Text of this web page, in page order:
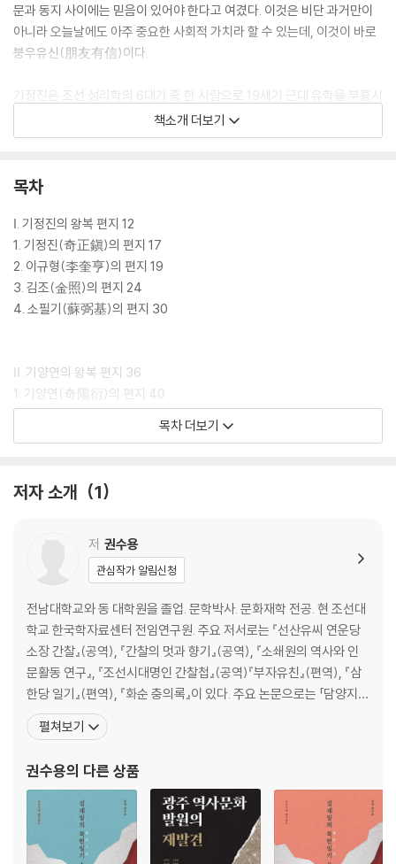
문과 동지 사이에는 믿음이 있어야 한다고 여겼다. 이것은 비단 과거만이
아니라 오늘날에도 아주 중요한 사회적 가치라 할 수 있는데, 이것이 바로
붕우유신(朋友有信)이다.
기정진은 조선 성리학의 6대가 중 한 사람으로 19세기 근대 유학을 부흥시
킨 인물론 평가받는다. 고봉(高峯) 기대승(奇大升：1527~1572)을 배
출한 호남의 명문 집안에서 태어나 학문적으로 독특한 유리론(唯理論)을
는 학문적으로 높은 경지에 오른 사람뿐만 아니라 의병활동을 전개한 사람
라도 등지에 많이 살고 있고, 섬 지역에까지 속속히 전파되어 거대 학파를
형성하였는데, 이것이 바로 ‘노사학단’이다.
『옛 편지로 다시 생각하는 붕우유신』(심미안 刊)은 이른바 ‘노사학단’ 인
물들 간에 오고간 편지를 통해 선인들의 정신세계를 다시 살피고, 보다 가
센터에서 디지털베이스화 하였고, 그것을 한데 모아 조선대학교 한국학자
료센터 전임연구원인 권수용이 편역하여 출간했다.
책소개 더보기
목차
Ⅰ. 기정진의 왕복 편지 12
1. 기정진(奇正鎭)의 편지 17
2. 이규형(李奎亨)의 편지 19
3. 김조(金照)의 편지 24
4. 소필기(蘇弼基)의 편지 30
Ⅱ. 기양연의 왕복 편지 36
1. 기양연(奇陽衍)의 편지 40
2. 안중섭(安重燮)의 편지 43
3. 강인회(姜寅會)의 편지 48
6. 나도규(羅燾圭)의 편지 65
8. 김녹휴(金祿休)의 편지 80
[부록] 9. 기홍연(奇弘衍)의 편지 86
[부록] 10. 안국정(安國禎)의 편지 94
Ⅲ. 기우만의 왕복 편지 102
1. 기우만(奇宇萬)의 편지 108
2. 정의림(鄭義林)의 편지 111
3. 정시림(鄭時林)의 편지 122
4. 정재규(鄭載圭)의 편지 126
6. 유인식(柳寅植)의 편지 143
7. 안중섭(安重燮)의 편지 149
8. 기우승(奇宇承)의 편지 160
9. 조성주(趙性宙)의 편지 164
목차 더보기
저자 소개 1
저 권수용
관심작가 알림신청
전남대학교와 동 대학원을 졸업. 문학박사. 문화재학 전공. 현 조선대
학교 한국학자료센터 전임연구원. 주요 저서로는 『선산유씨 연운당
소장 간찰』(공역), 『간찰의 멋과 향기』(공역), 『소쇄원의 역사와 인
문활동 연구』, 『조선시대명인 간찰첩』(공역)『부자유친』(편역), 『삼
한당 일기』(편역), 『화순 충의록』이 있다. 주요 논문으로는 「담양지역
학구당의 역사와 그 의미」, 「창평학구당의 인적 구성과 운영 형태」, 「1
6세기 호남 무등산권 원림문화」, 「광주 풍영정의 문화사적 의의」, 「광
남윤씨 문중 문헌록
펼쳐보기
권수용의 다른 상품